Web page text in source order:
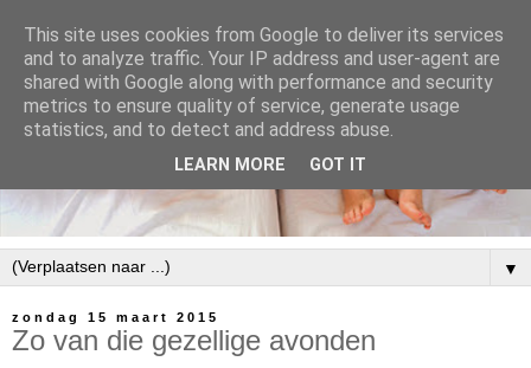
▼
zondag 15 maart 2015
Zo van die gezellige avonden
This site uses cookies from Google to deliver its services
and to analyze traffic. Your IP address and user-agent are
shared with Google along with performance and security
metrics to ensure quality of service, generate usage
statistics, and to detect and address abuse.
LEARN MORE GOT IT